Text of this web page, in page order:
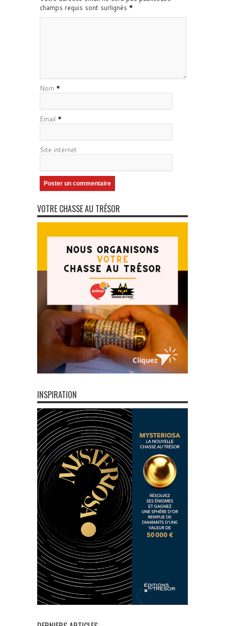
champs requis sont surlignés *
Nom *
Email *
Site internet
VOTRE CHASSE AU TRÉSOR
INSPIRATION